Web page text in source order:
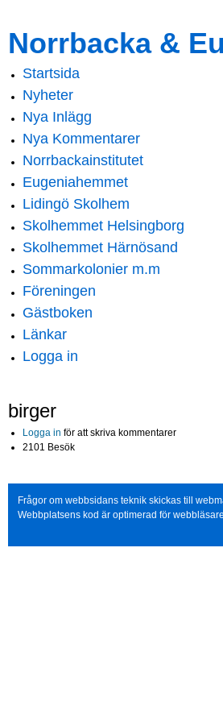
main
content
navigation
Norrbacka &
Main menu
Startsida
Nyheter
Nya Inlägg
Nya Kommentarer
Norrbackainstitutet
Eugeniahemmet
Lidingö Skolhem
Skolhemmet Helsingborg
Skolhemmet Härnösand
Sommarkolonier m.m
Föreningen
Gästboken
Länkar
Logga in
birger
Logga in för att skriva kommentarer
2101 Besök
Frågor om webbsidans teknik skickas till
Webbplatsens kod är optimerad för